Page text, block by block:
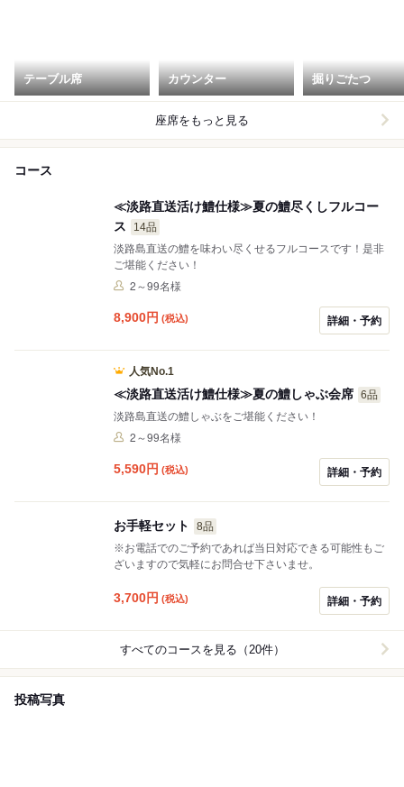
テーブル席 カウンター 掘りごたつ
座席をもっと見る
コース
≪淡路直送活け鱧仕様≫夏の鱧尽くしフルコー
ス
14品
淡路島直送の鱧を味わい尽くせるフルコースです！是非
ご堪能ください！
2～99名様
8,900円 (税込) 詳細・予約
人気No.1
≪淡路直送活け鱧仕様≫夏の鱧しゃぶ会席 6品
淡路島直送の鱧しゃぶをご堪能ください！
2～99名様
5,590円 (税込) 詳細・予約
お手軽セット
8品
※お電話でのご予約であれば当日対応できる可能性もご
ざいますので気軽にお問合せ下さいませ。
3,700円 (税込) 詳細・予約
すべてのコースを見る（20件）
投稿写真